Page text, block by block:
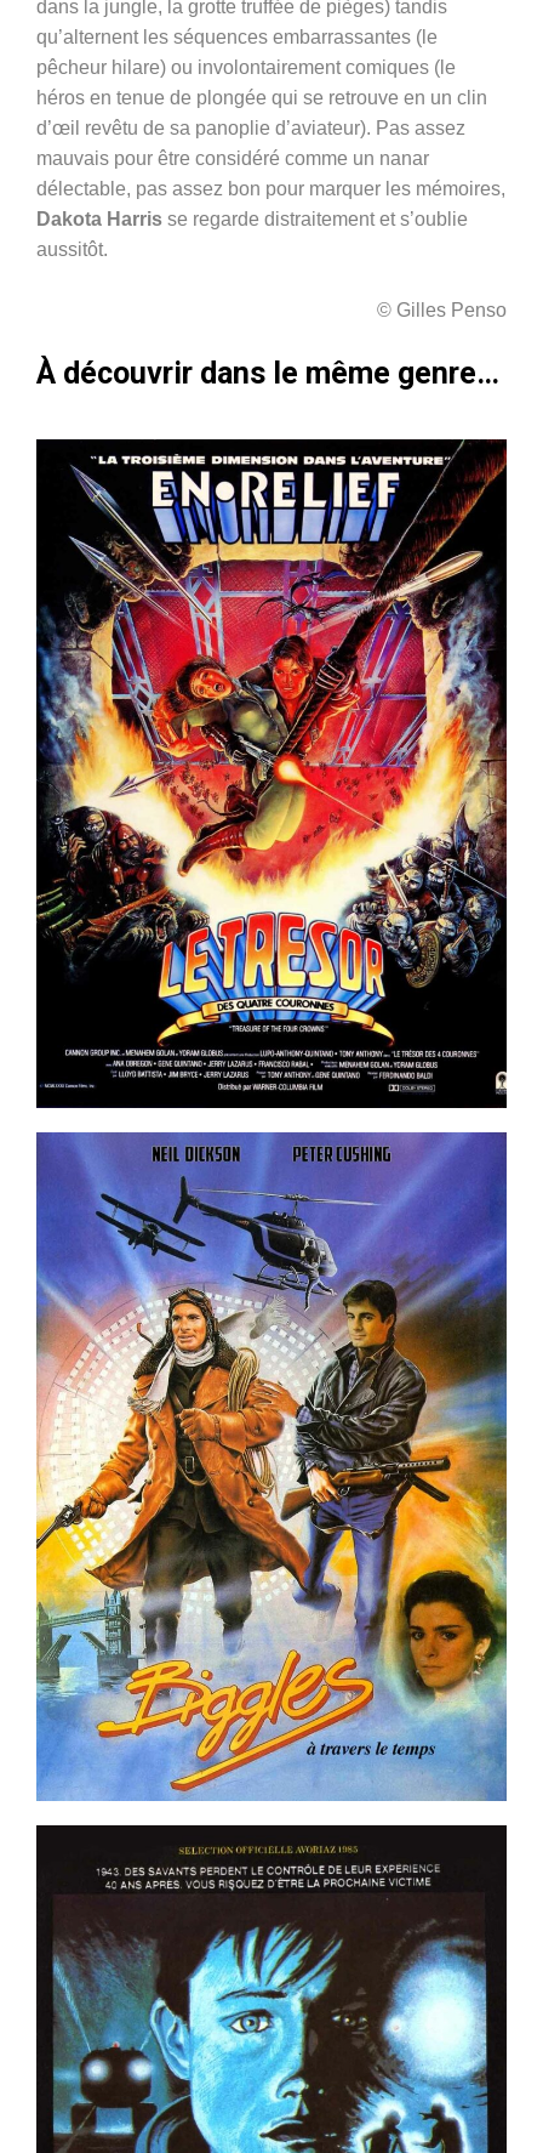
dans la jungle, la grotte truffée de pièges) tandis
qu’alternent les séquences embarrassantes (le
pêcheur hilare) ou involontairement comiques (le
héros en tenue de plongée qui se retrouve en un clin
d’œil revêtu de sa panoplie d’aviateur). Pas assez
mauvais pour être considéré comme un nanar
délectable, pas assez bon pour marquer les mémoires,
Dakota Harris se regarde distraitement et s’oublie
aussitôt.
© Gilles Penso
À découvrir dans le même genre…